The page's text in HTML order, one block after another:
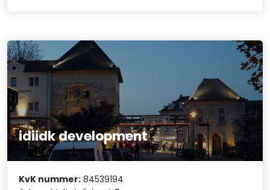
idiidk development
KvK nummer: 84539194